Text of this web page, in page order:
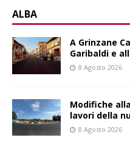
ALBA
A Grinzane
Garibaldi e
8 Agosto 2026
Modifiche
lavori della
8 Agosto 2026